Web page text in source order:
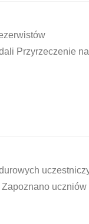
Przyrzeczenie na
uczniów